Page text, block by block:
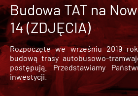
Budowa TAT na
14 (ZDJĘCIA)
Rozpoczęte we wrześniu 2019
budową trasy autobusowo-
postępują. Przedstawiamy
inwestycji.